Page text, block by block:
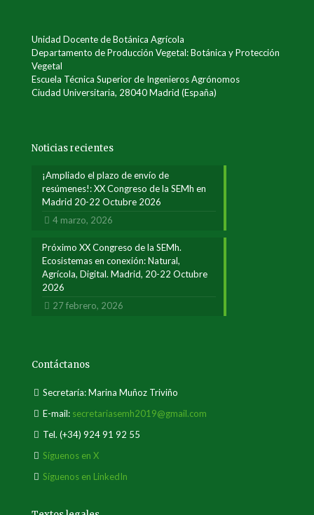
Unidad Docente de Botánica Agrícola
Departamento de Producción Vegetal: Botánica y Protección
Vegetal
Escuela Técnica Superior de Ingenieros Agrónomos
Ciudad Universitaria, 28040 Madrid (España)
Noticias recientes
¡Ampliado el plazo de envío de
resúmenes!: XX Congreso de la SEMh en
Madrid 20-22 Octubre 2026
4 marzo, 2026
Próximo XX Congreso de la SEMh.
Ecosistemas en conexión: Natural,
Agrícola, Digital. Madrid, 20-22 Octubre
2026
27 febrero, 2026
Contáctanos
Secretaría: Marina Muñoz Triviño
E-mail: secretariasemh2019@gmail.com
Tel. (+34) 924 91 92 55
Síguenos en X
Síguenos en LinkedIn